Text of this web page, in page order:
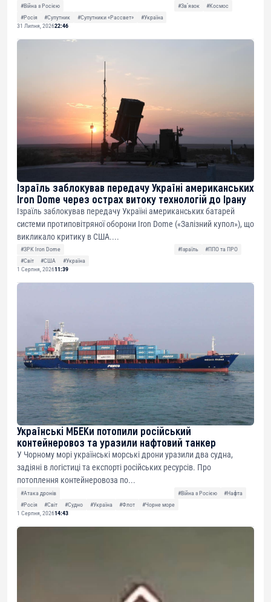
#Війна з Росією #Звʼязок
#Космос
#Росія
#Супутник #Супутники «Рассвет»
#Україна
31 Липня, 202622:46
Ізраїль заблокував передачу Україні американських
Iron Dome через острах витоку технологій до Ірану
Ізраїль заблокував передачу Україні американських батарей
системи протиповітряної оборони Iron Dome («Залізний купол»), що
викликало критику в США....
#ЗРК Iron Dome #Ізраїль
#ППО та ПРО
#Світ
#США
#Україна
1 Серпня, 202611:39
Українські МБЕКи потопили російський
контейнеровоз та уразили нафтовий танкер
У Чорному морі українські морські дрони уразили два судна,
задіяні в логістиці та експорті російських ресурсів. Про
потоплення контейнеровоза по...
#Атака дронів #Війна з Росією
#Нафта
#Росія
#Світ #Судно #Україна #Флот
#Чорне море
1 Серпня, 202614:43